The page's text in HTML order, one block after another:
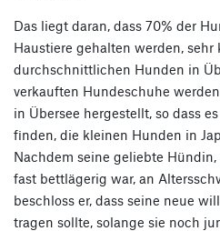
Das liegt daran, dass 70% der
Haustiere gehalten werden,
durchschnittlichen Hunden in
verkauften Hundeschuhe
in Übersee hergestellt, so dass
finden, die kleinen Hunden in
Nachdem seine geliebte
fast bettlägerig war, an
beschloss er, dass seine neue
tragen sollte, solange sie noch